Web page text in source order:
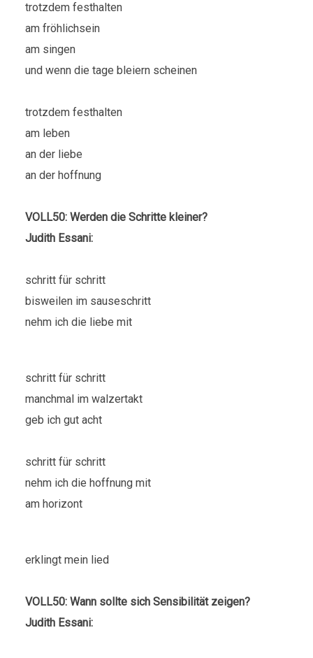
trotzdem festhalten
am fröhlichsein
am singen
und wenn die tage bleiern scheinen
trotzdem festhalten
am leben
an der liebe
an der hoffnung
VOLL50: Werden die Schritte kleiner?
Judith Essani:
schritt für schritt
bisweilen im sauseschritt
nehm ich die liebe mit
schritt für schritt
manchmal im walzertakt
geb ich gut acht
schritt für schritt
nehm ich die hoffnung mit
am horizont
erklingt mein lied
VOLL50: Wann sollte sich Sensibilität zeigen?
Judith Essani: